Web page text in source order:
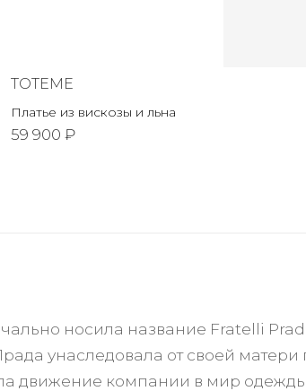
TOTEME
Платье из вискозы и льна
59 900 ₽
носила название Fratelli
унаследовала от своей
движение компании в мир одежды